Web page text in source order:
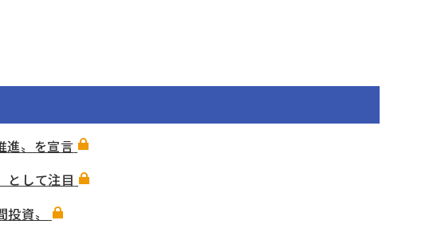
進〟を宣言
として注目
資〟